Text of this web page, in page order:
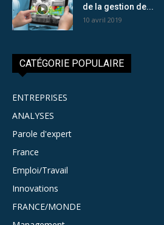
de la gestion de...
10 avril 2019
CATÉGORIE POPULAIRE
ENTREPRISES
ANALYSES
Parole d'expert
France
Emploi/Travail
Innovations
FRANCE/MONDE